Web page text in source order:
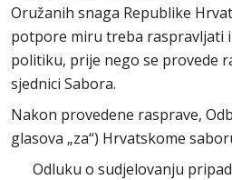
Oružanih snaga Republike
potpore miru treba raspravljati
politiku, prije nego se provede
sjednici Sabora.
Nakon provedene rasprave,
glasova „za“) Hrvatskome
Odluku o sudjelovanju